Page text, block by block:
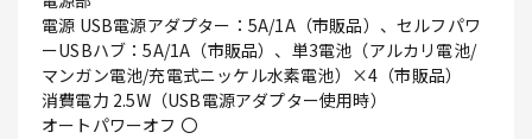
電源 USB電源アダプター：5A/1A（市販品）、セルフパワ
ーUSBハブ：5A/1A（市販品）、単3電池（アルカリ電池/
マンガン電池/充電式ニッケル水素電池）×4（市販品）
消費電力 2.5W（USB電源アダプター使用時）
オートパワーオフ 〇